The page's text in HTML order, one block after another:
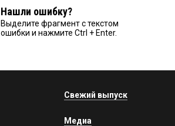
Нашли ошибку?
Выделите фрагмент с текстом
ошибки и нажмите Ctrl + Enter.
Свежий выпуск
Медиа